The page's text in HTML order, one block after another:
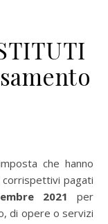
che hanno
pagati
2021 per
di opere o servizi